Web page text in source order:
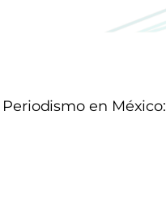
en México: